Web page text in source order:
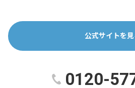
公式サイトを見
0120-